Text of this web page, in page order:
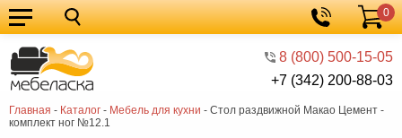
8 (800) 500-15-05
+7 (342) 200-88-03
Корзина
0
Главная - Каталог - Мебель для кухни - Стол раздвижной Макао Цемент -
комплект ног №12.1
Кухонные
гарнитуры
Мебель
для
кухни
Мебель
для
Кровати